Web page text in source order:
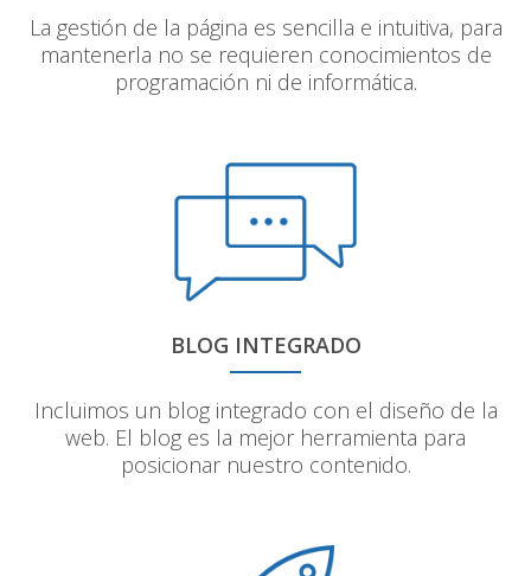
La gestión de la página es sencilla e intuitiva, para
mantenerla no se requieren conocimientos de
programación ni de informática.
BLOG INTEGRADO
Incluimos un blog integrado con el diseño de la
web. El blog es la mejor herramienta para
posicionar nuestro contenido.